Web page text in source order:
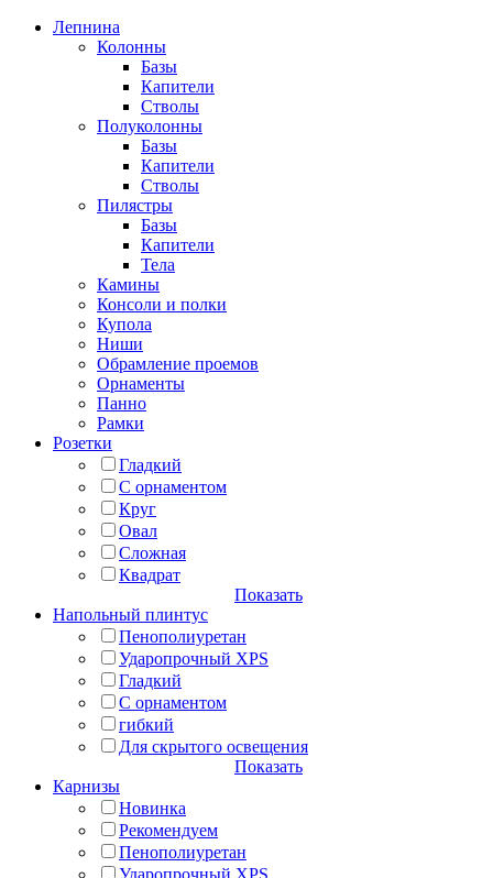
Лепнина
Колонны
Базы
Капители
Стволы
Полуколонны
Базы
Капители
Стволы
Пилястры
Базы
Капители
Тела
Камины
Консоли и полки
Купола
Ниши
Обрамление проемов
Орнаменты
Панно
Рамки
Розетки
Гладкий
С орнаментом
Круг
Овал
Сложная
Квадрат
Показать
Напольный плинтус
Пенополиуретан
Ударопрочный XPS
Гладкий
С орнаментом
гибкий
Для скрытого освещения
Показать
Карнизы
Новинка
Рекомендуем
Пенополиуретан
Ударопрочный XPS